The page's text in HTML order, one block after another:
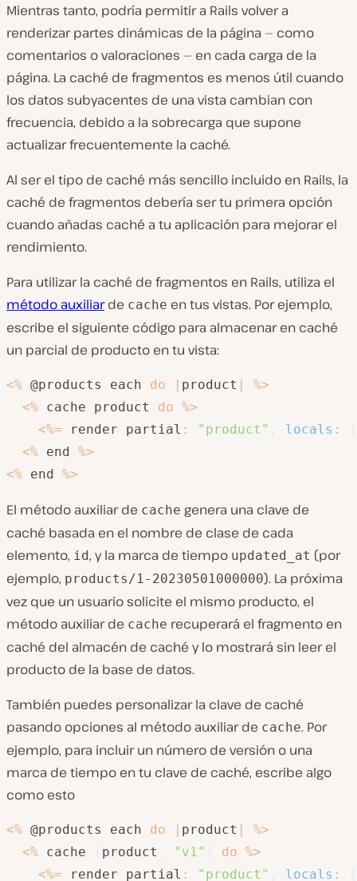
Mientras tanto, podría permitir a Rails volver a
renderizar partes dinámicas de la página — como
comentarios o valoraciones — en cada carga de la
página. La caché de fragmentos es menos útil cuando
los datos subyacentes de una vista cambian con
frecuencia, debido a la sobrecarga que supone
actualizar frecuentemente la caché.
Al ser el tipo de caché más sencillo incluido en Rails, la
caché de fragmentos debería ser tu primera opción
cuando añadas caché a tu aplicación para mejorar el
rendimiento.
Para utilizar la caché de fragmentos en Rails, utiliza el
método auxiliarde cache en tus vistas. Por ejemplo,
escribe el siguiente código para almacenar en caché
un parcial de producto en tu vista:
<% @products each do | product | %>
<% cache product do %>
<%= render partial : "product" locals :
<% end %>
<% end %>
El método auxiliar de cache genera una clave de
caché basada en el nombre de clase de cada
elemento, id, y la marca de tiempo updated_at (por
ejemplo, products/1-20230501000000). La próxima
vez que un usuario solicite el mismo producto, el
método auxiliar de cache recuperará el fragmento en
caché del almacén de caché y lo mostrará sin leer el
producto de la base de datos.
También puedes personalizar la clave de caché
pasando opciones al método auxiliar de cache. Por
ejemplo, para incluir un número de versión o una
marca de tiempo en tu clave de caché, escribe algo
como esto
<% @products each do | product | %>
<% cache product "v1" do %>
<%= render partial : "product" locals :